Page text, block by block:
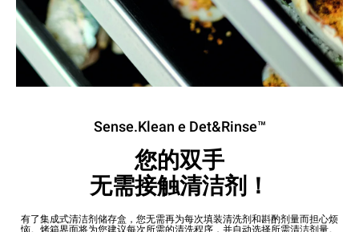
Sense.Klean e Det&Rinse™
您的双手
无需接触清洁剂！
有了集成式清洁剂储存盒，您无需再为每次填装清洗剂和斟酌剂量而担心烦
恼。烤箱界面将为您建议每次所需的清洗程序，并自动选择所需清洁剂量。